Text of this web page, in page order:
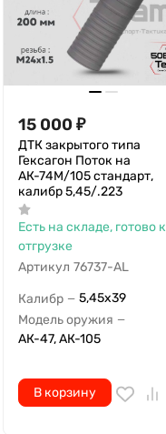
15 000 ₽
ДТК закрытого типа
Гексагон Поток на
АК-74M/105 стандарт,
калибр 5,45/.223
Есть на складе, готово к
отгрузке
Артикул 76737-AL
Калибр — 5,45х39
Модель оружия —
АК-47, АК-105
В корзину